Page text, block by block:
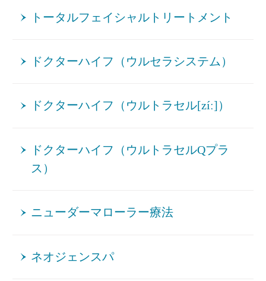
トータルフェイシャルトリートメント
ドクターハイフ（ウルセラシステム）
ドクターハイフ（ウルトラセル[zíː]）
ドクターハイフ（ウルトラセルQプラ
ス）
ニューダーマローラー療法
ネオジェンスパ